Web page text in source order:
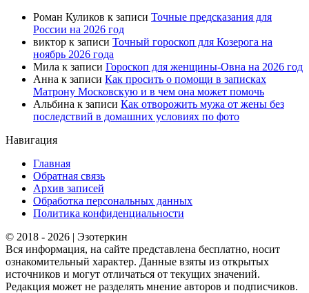
Роман Куликов к записи Точные предсказания для
России на 2026 год
виктор к записи Точный гороскоп для Козерога на
ноябрь 2026 года
Мила к записи Гороскоп для женщины-Овна на 2026 год
Анна к записи Как просить о помощи в записках
Матрону Московскую и в чем она может помочь
Альбина к записи Как отворожить мужа от жены без
последствий в домашних условиях по фото
Навигация
Главная
Обратная связь
Архив записей
Обработка персональных данных
Политика конфиденциальности
© 2018 - 2026 | Эзотеркин
Вся информация, на сайте представлена бесплатно, носит
ознакомительный характер. Данные взяты из открытых
источников и могут отличаться от текущих значений.
Редакция может не разделять мнение авторов и подписчиков.